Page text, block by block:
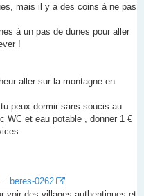
mais il y a des coins à ne pas
à un pas de dunes pour aller
!
aller sur la montagne en
peux dormir sans soucis au
WC et eau potable , donner 1 €
beres-0262